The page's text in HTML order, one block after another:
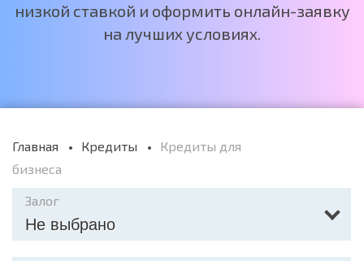
низкой ставкой и оформить онлайн-заявку
на лучших условиях.
Главная Кредиты
Кредиты для
бизнеса
Залог
Не выбрано